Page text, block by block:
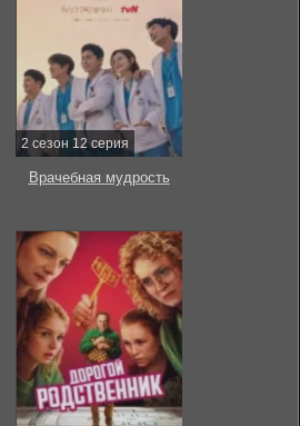
2 сезон 12 серия
Врачебная мудрость